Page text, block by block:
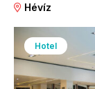
Hévíz
Hotel